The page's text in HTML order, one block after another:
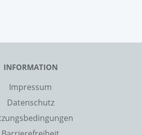
INFORMATION
Impressum
Datenschutz